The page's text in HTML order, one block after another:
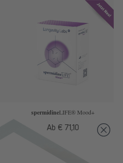
spermidineLIFE® Mood+
Normaler
Ab € 71,10